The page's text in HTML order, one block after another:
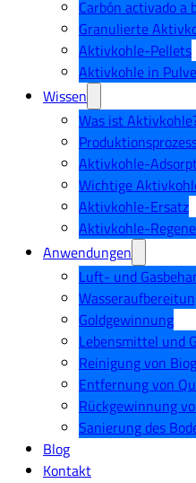
Carbón activado a
Granulierte
Aktivkohle-Pellets
Aktivkohle in
Wissen
Was ist
Aktivkohle-
Wichtige
Aktivkohle-Ersatz
Aktivkohle-
Anwendungen
Luft- und
Goldgewinnung
Lebensmittel und
Reinigung von
Entfernung von
Rückgewinnung
Sanierung des
Blog
Kontakt